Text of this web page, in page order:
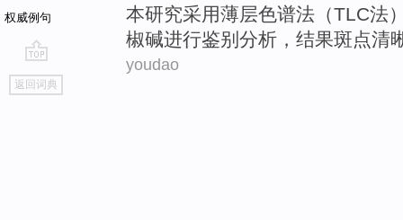
权威例句
go
top
返回词典
本研究采用薄层色谱法（TLC法
椒碱进行鉴别分析，结果斑点清
youdao